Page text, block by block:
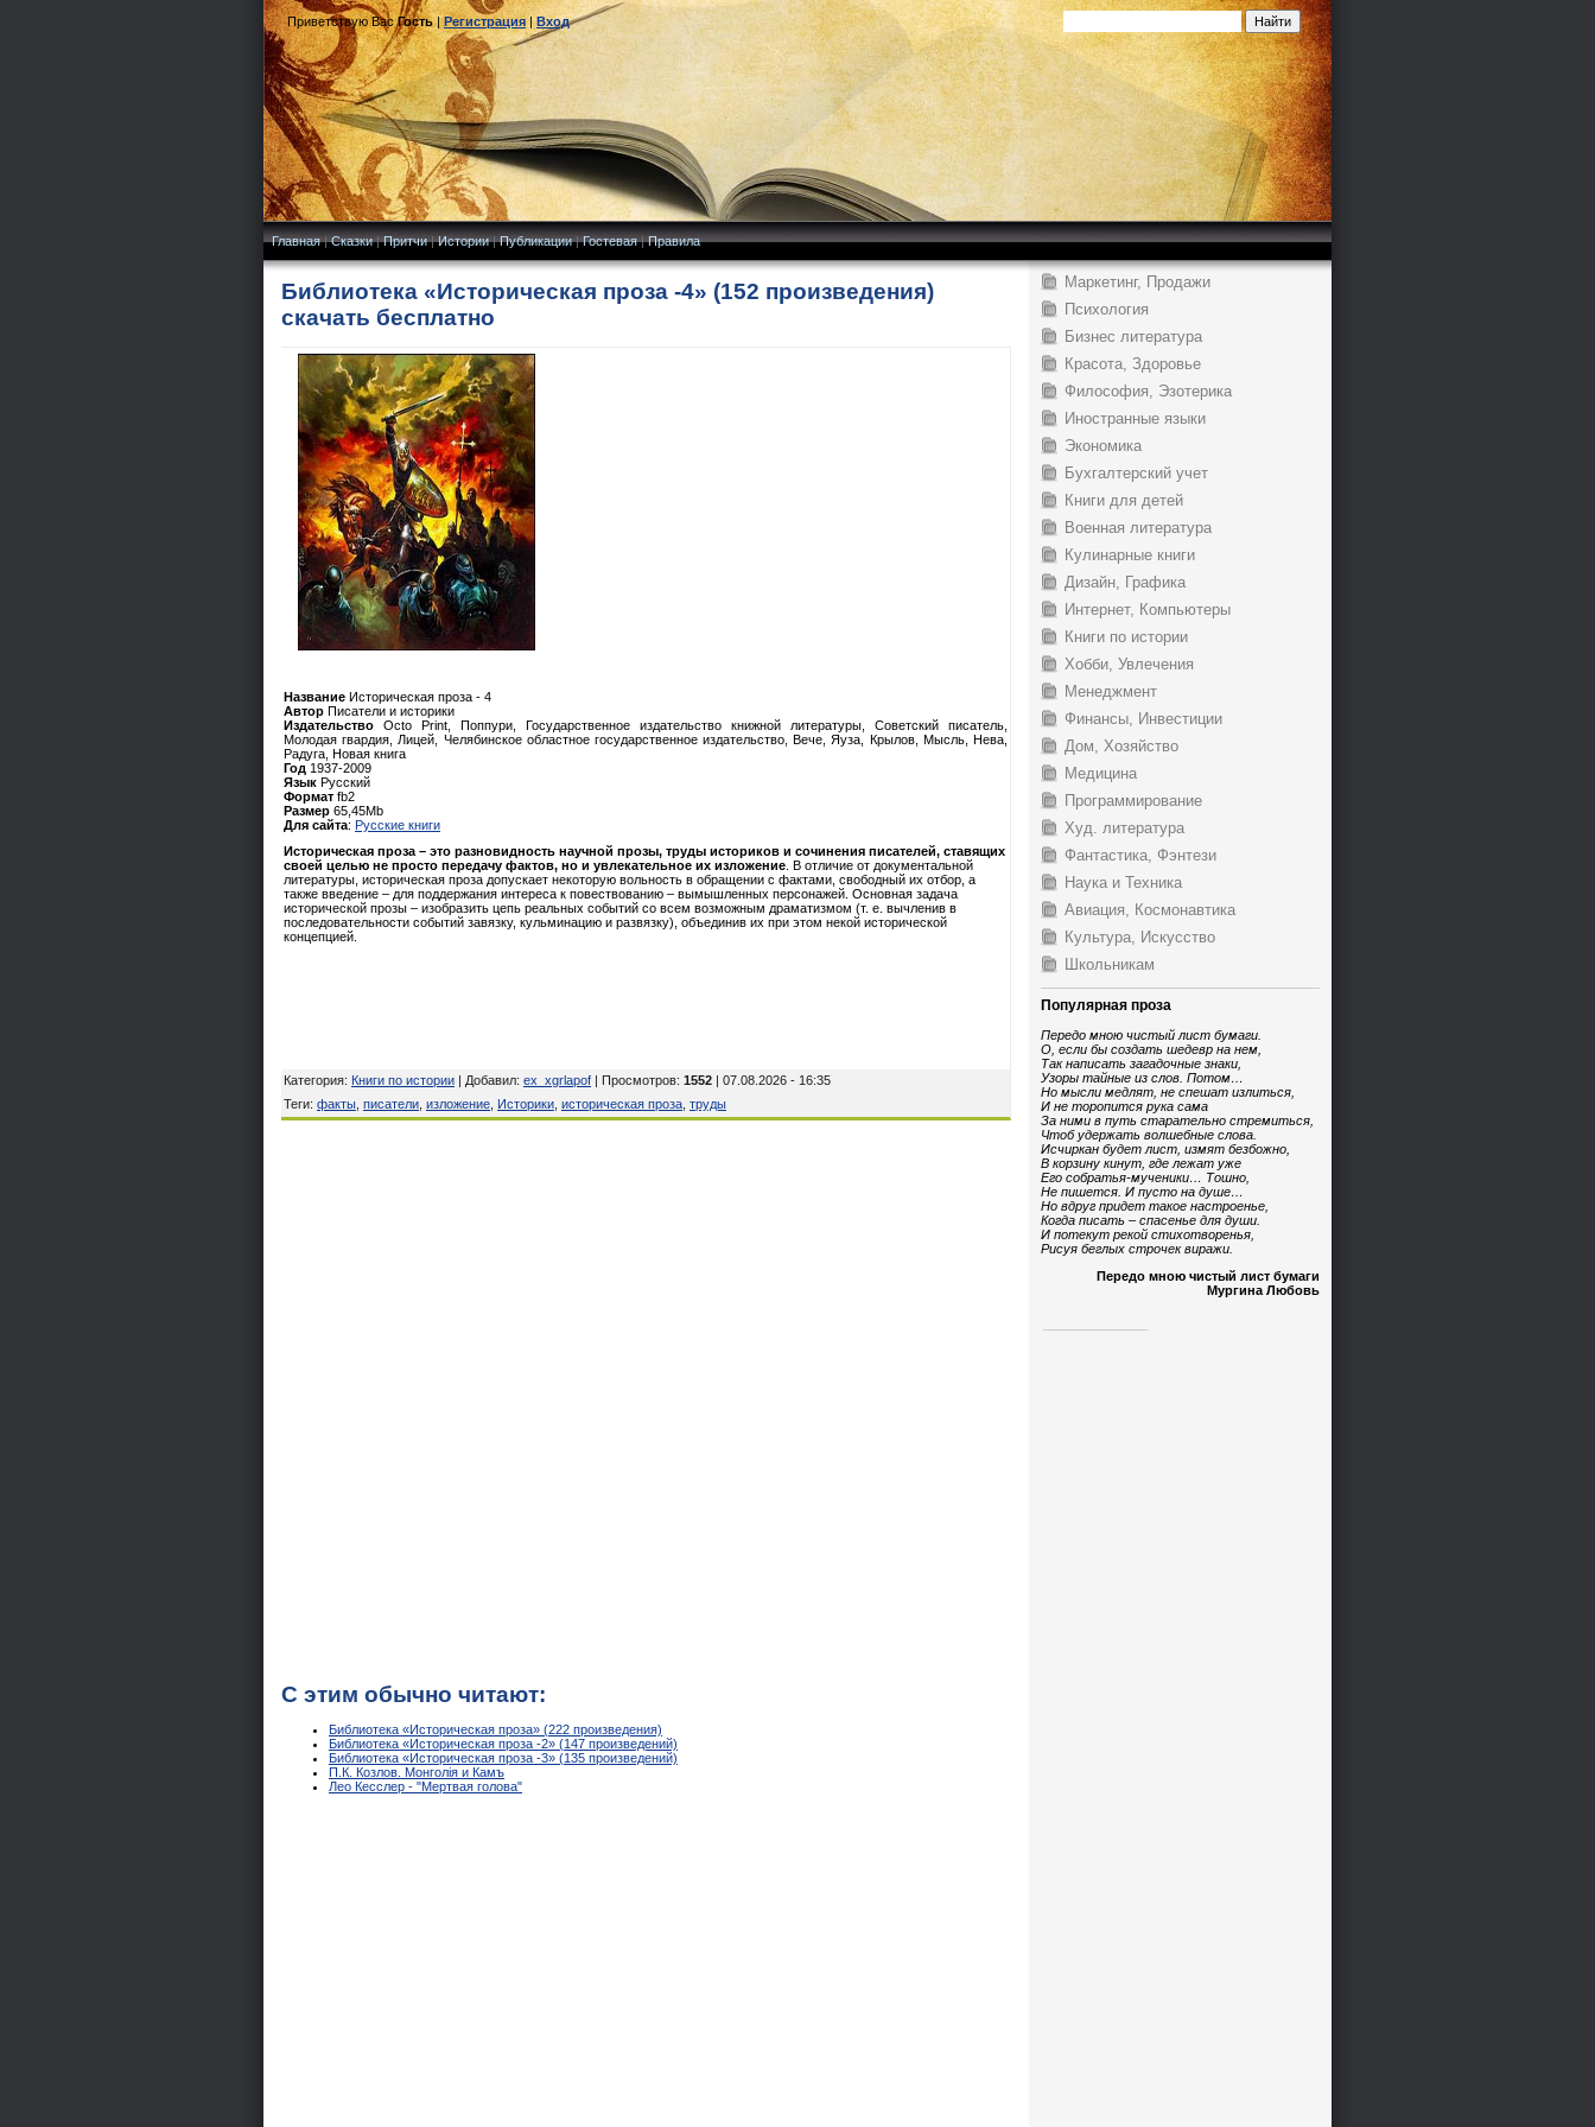
Приветствую Вас Гость|Регистрация|Вход
Главная|Сказки|Притчи|Истории|Публикации|Гостевая|Правила
Библиотека «Историческая проза -4» (152 произведения)
скачать бесплатно
Название Историческая проза - 4
Автор Писатели и историки
Издательство Octo Print, Поппури, Государственное издательство книжной литературы, Советский писатель,
Молодая гвардия, Лицей, Челябинское областное государственное издательство, Вече, Яуза, Крылов, Мысль, Нева,
Радуга, Новая книга
Год 1937-2009
Язык Русский
Формат fb2
Размер 65,45Mb
Для сайта: Русские книги
Историческая проза – это разновидность научной прозы, труды историков и сочинения писателей, ставящих
своей целью не просто передачу фактов, но и увлекательное их изложение. В отличие от документальной
литературы, историческая проза допускает некоторую вольность в обращении с фактами, свободный их отбор, а
также введение – для поддержания интереса к повествованию – вымышленных персонажей. Основная задача
исторической прозы – изобразить цепь реальных событий со всем возможным драматизмом (т. е. вычленив в
последовательности событий завязку, кульминацию и развязку), объединив их при этом некой исторической
концепцией.
Категория: Книги по истории | Добавил: ex_xgrlapof | Просмотров: 1552 | 07.08.2026 - 16:35
Теги: факты писатели изложение Историки историческая проза труды
С этим обычно читают:
Библиотека «Историческая проза» (222 произведения)
Библиотека «Историческая проза -2» (147 произведений)
Библиотека «Историческая проза -3» (135 произведений)
П.К. Козлов. Монголiя и Камъ
Лео Кесслер - "Мертвая голова"
Маркетинг, Продажи
Психология
Бизнес литература
Красота, Здоровье
Философия, Эзотерика
Иностранные языки
Экономика
Бухгалтерский учет
Книги для детей
Военная литература
Кулинарные книги
Дизайн, Графика
Интернет, Компьютеры
Книги по истории
Хобби, Увлечения
Менеджмент
Финансы, Инвестиции
Дом, Хозяйство
Медицина
Программирование
Худ. литература
Фантастика, Фэнтези
Наука и Техника
Авиация, Космонавтика
Культура, Искусство
Школьникам
Популярная проза
Передо мною чистый лист бумаги.
О, если бы создать шедевр на нем,
Так написать загадочные знаки,
Узоры тайные из слов. Потом…
Но мысли медлят, не спешат излиться,
И не торопится рука сама
За ними в путь старательно стремиться,
Чтоб удержать волшебные слова.
Исчиркан будет лист, измят безбожно,
В корзину кинут, где лежат уже
Его собратья-мученики… Тошно,
Не пишется. И пусто на душе…
Но вдруг придет такое настроенье,
Когда писать – спасенье для души.
И потекут рекой стихотворенья,
Рисуя беглых строчек виражи.
Передо мною чистый лист бумаги
Мургина Любовь